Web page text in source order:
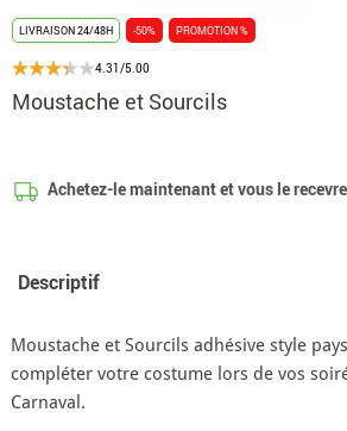
LIVRAISON 24/48H -50% PROMOTION %
4.31/5.00
Moustache et Sourcils
Achetez-le maintenant et vous le
Descriptif
Moustache et Sourcils adhésive style
compléter votre costume lors de vos
Carnaval.